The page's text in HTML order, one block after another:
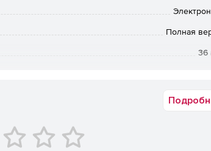
и принимать меры по минимизации ущерба.
Полная
36